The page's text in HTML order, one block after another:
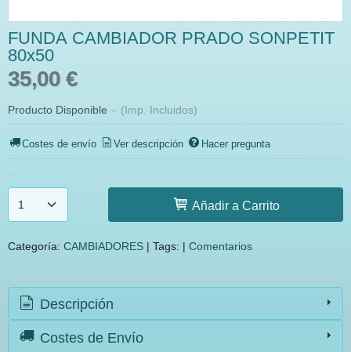
FUNDA CAMBIADOR PRADO SONPETIT
80x50
35,00 €
Producto Disponible - (Imp. Incluidos)
Costes de envío Ver descripción Hacer pregunta
Añadir a Carrito
Categoría: CAMBIADORES | Tags: | Comentarios
Descripción
Costes de Envío